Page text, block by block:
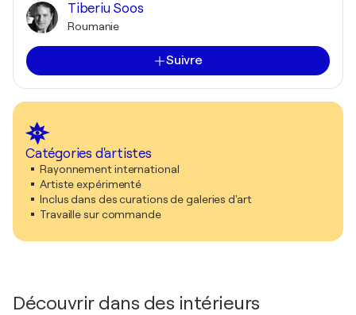
Tiberiu Soos
Roumanie
Suivre
Catégories d'artistes
Rayonnement international
Artiste expérimenté
Inclus dans des curations de galeries d'art
Travaille sur commande
Découvrir dans des intérieurs